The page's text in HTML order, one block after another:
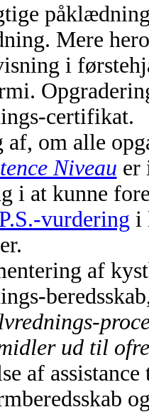
Mere
i
certifikat.
af, om alle
Niveau er
i at kunne
vurdering i
af
ud til
af